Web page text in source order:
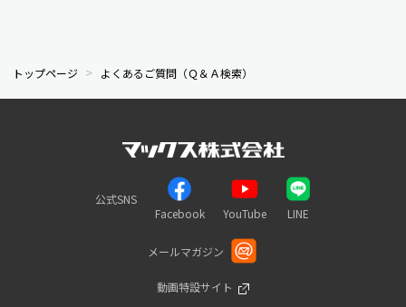
トップページ よくあるご質問（Ｑ＆Ａ検索）
公式SNS
Facebook
YouTube LINE
メールマガジン
動画特設サイト